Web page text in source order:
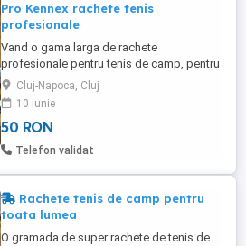
Pro Kennex rachete tenis
profesionale
Vand o gama larga de rachete
profesionale pentru tenis de camp, pentru
toate nivelurile, de la incepatori si jucatori
de nivel mediu, pana la avansati
profesionisti! Toate sunt impecabile, ca
noi si vin cu over gripuri noi de super buna
calitate, cu priza foarte buna la mana!
Cluj-Napoca, Cluj
10 iunie
50 RON
Telefon validat
Rachete tenis de camp pentru
toata lumea
O gramada de super rachete de tenis de